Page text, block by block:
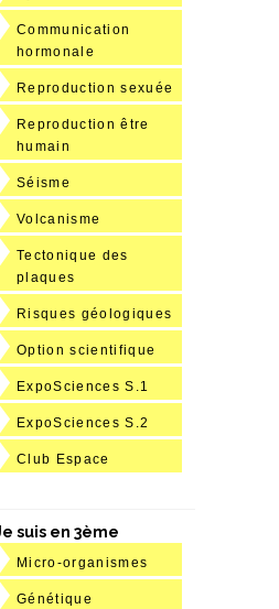
Communication
hormonale
Reproduction sexuée
Reproduction être
humain
Séisme
Volcanisme
Tectonique des
plaques
Risques géologiques
Option scientifique
ExpoSciences S.1
ExpoSciences S.2
Club Espace
suis en 3ème
Micro-organismes
Génétique